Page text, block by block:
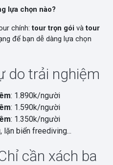
lựa chọn nào?
chính:tour trọn gói vàtour
để bạn dễ dàng lựa chọn
do trải nghiệm
: 1.890k/người
: 1.590k/người
: 1.350k/người
lặn biển freediving...
cần xách ba